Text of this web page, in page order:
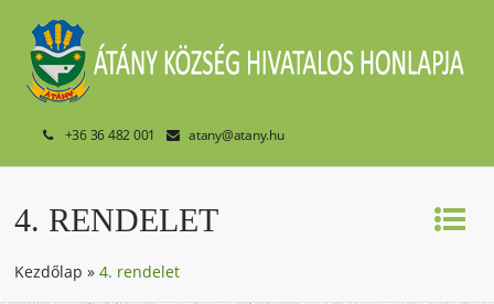
+36 36 482 001 atany@atany.hu
4. RENDELET
Kezdőlap »4. rendelet